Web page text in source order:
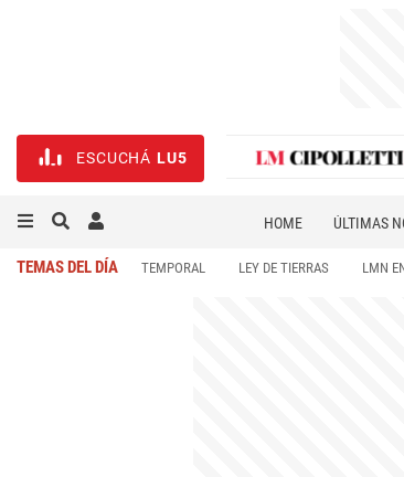
ESCUCHÁ LU5
HOME ÚLTIMAS
TEMAS DEL DÍA TEMPORAL LEY DE TIERRAS LMN